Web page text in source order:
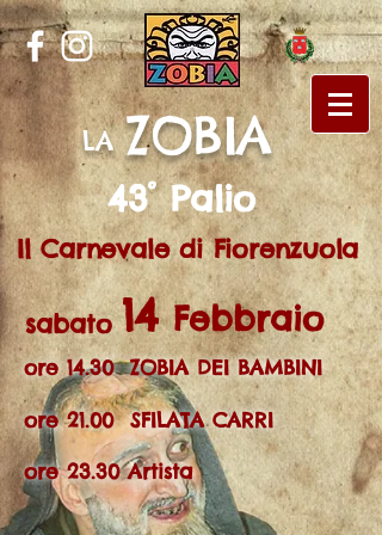
LA ZOBIA
43° Palio
Il Carnevale di Fiorenzuola
14
sabato Febbraio
ore 14.30 ZOBIA DEI BAMBINI
ore 21.00 SFILATA CARRI
ore 23.30 Artista